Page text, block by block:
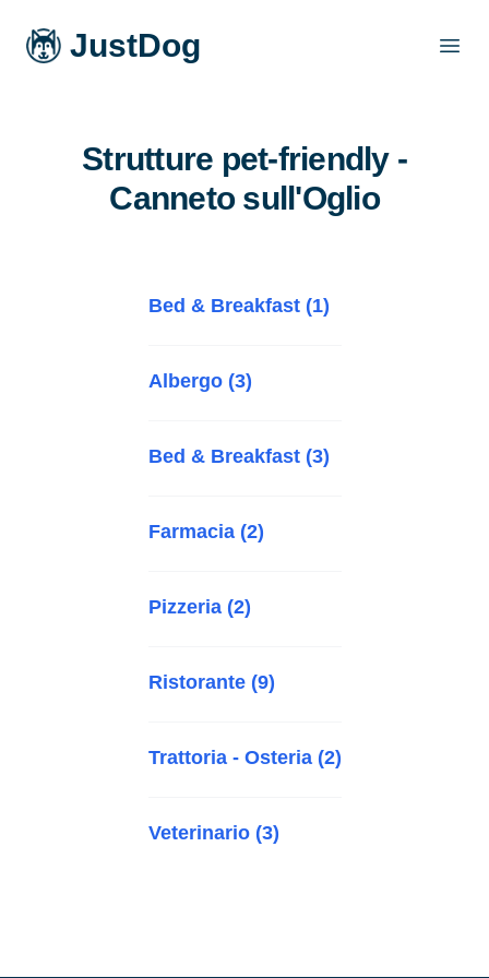
JustDog
Strutture pet-friendly -
Canneto sull'Oglio
Bed & Breakfast (1)
Albergo (3)
Bed & Breakfast (3)
Farmacia (2)
Pizzeria (2)
Ristorante (9)
Trattoria - Osteria (2)
Veterinario (3)